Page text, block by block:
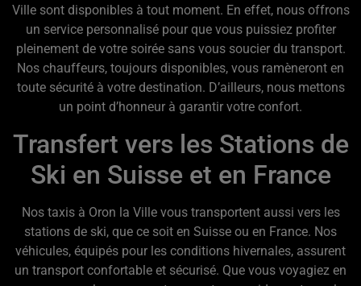
Ville sont disponibles à tout moment. En effet, nous offrons
un service personnalisé pour que vous puissiez profiter
pleinement de votre soirée sans vous soucier du transport.
Nos chauffeurs, toujours disponibles, vous ramèneront en
toute sécurité à votre destination. D’ailleurs, nous mettons
un point d’honneur à garantir votre confort.
Transfert vers les Stations de
Ski en Suisse et en France
Nos taxis à Oron la Ville vous transportent aussi vers les
stations de ski, que ce soit en Suisse ou en France. Nos
véhicules, équipés pour les conditions hivernales, assurent
un transport confortable et sécurisé. Que vous voyagiez en